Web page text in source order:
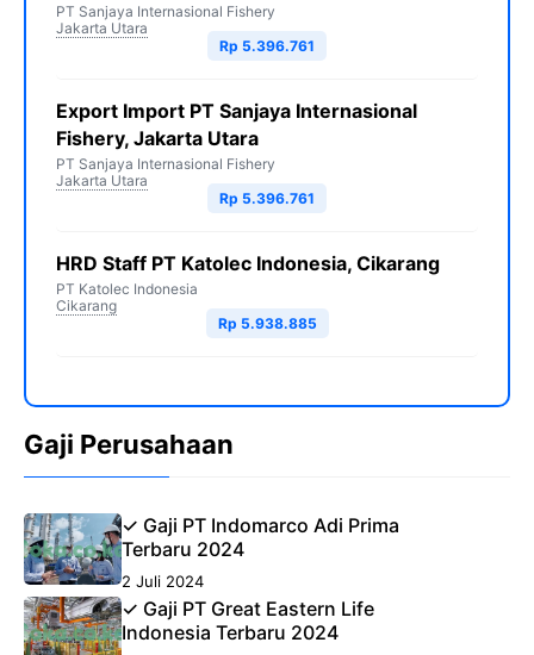
PT Sanjaya Internasional Fishery
Jakarta Utara
Rp 5.396.761
Export Import PT Sanjaya Internasional
Fishery, Jakarta Utara
PT Sanjaya Internasional Fishery
Jakarta Utara
Rp 5.396.761
HRD Staff PT Katolec Indonesia, Cikarang
PT Katolec Indonesia
Cikarang
Rp 5.938.885
Gaji Perusahaan
✓ Gaji PT Indomarco Adi Prima
Terbaru 2024
2 Juli 2024
✓ Gaji PT Great Eastern Life
Indonesia Terbaru 2024